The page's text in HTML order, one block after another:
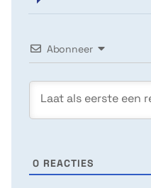
Abonneer
0 REACTIES